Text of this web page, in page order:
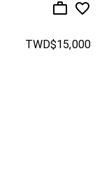
TWD$15,000